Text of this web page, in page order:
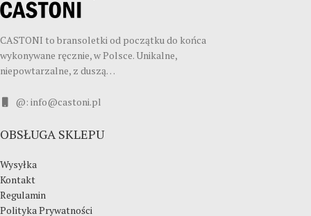
CASTONI to bransoletki od początku do końca
wykonywane ręcznie, w Polsce. Unikalne,
niepowtarzalne, z duszą…
@: info@castoni.pl
OBSŁUGA SKLEPU
Wysyłka
Kontakt
Regulamin
Polityka Prywatności